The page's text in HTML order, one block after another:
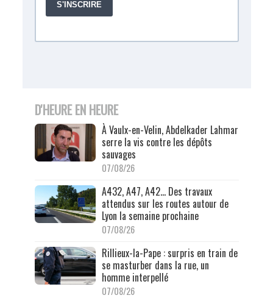
D'HEURE EN HEURE
À Vaulx-en-Velin, Abdelkader Lahmar
serre la vis contre les dépôts
sauvages
07/08/26
A432, A47, A42… Des travaux
attendus sur les routes autour de
Lyon la semaine prochaine
07/08/26
Rillieux-la-Pape : surpris en train de
se masturber dans la rue, un
homme interpellé
07/08/26